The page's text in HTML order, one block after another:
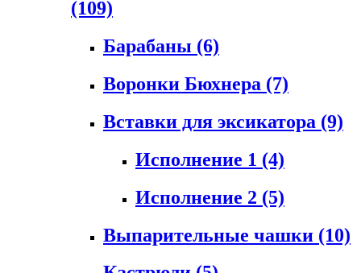
(109)
Барабаны (6)
Воронки Бюхнера (7)
Вставки для эксикатора (9)
Исполнение 1 (4)
Исполнение 2 (5)
Выпарительные чашки (10)